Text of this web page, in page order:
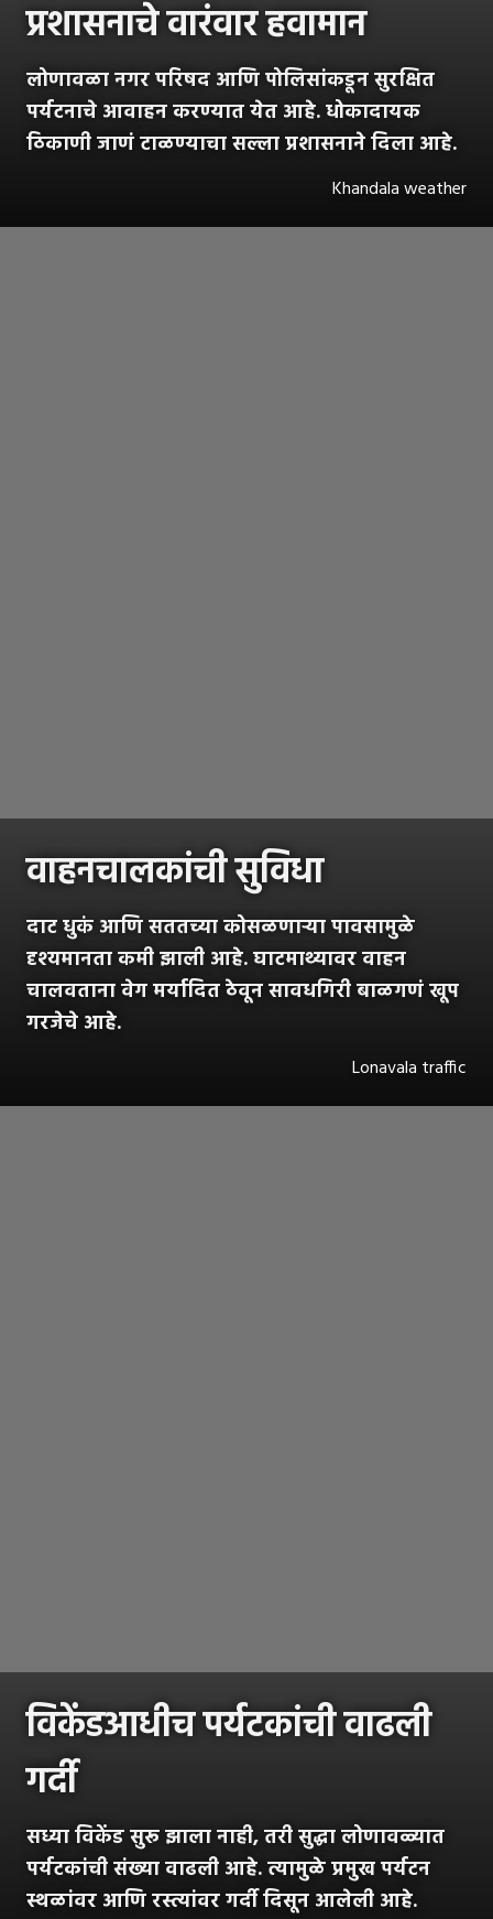
प्रशासनाचे वारंवार हवामान
लोणावळा नगर परिषद आणि पोलिसांकडून सुरक्षित
पर्यटनाचे आवाहन करण्यात येत आहे. धोकादायक
ठिकाणी जाणं टाळण्याचा सल्ला प्रशासनाने दिला आहे.
Khandala weather
वाहनचालकांची सुविधा
दाट धुकं आणि सततच्या कोसळणाऱ्या पावसामुळे
दृश्यमानता कमी झाली आहे. घाटमाथ्यावर वाहन
चालवताना वेग मर्यादित ठेवून सावधगिरी बाळगणं खूप
गरजेचे आहे.
Lonavala traffic
विकेंडआधीच पर्यटकांची वाढली
गर्दी
सध्या विकेंड सुरू झाला नाही, तरी सुद्धा लोणावळ्यात
पर्यटकांची संख्या वाढली आहे. त्यामुळे प्रमुख पर्यटन
स्थळांवर आणि रस्त्यांवर गर्दी दिसून आलेली आहे.